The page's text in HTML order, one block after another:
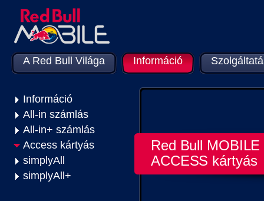
A Red Bull Világa Információ
Információ
All-in számlás
All-in+ számlás
Access kártyás
simplyAll
simplyAll+
Red Bull MOBILE
ACCESS kártyás